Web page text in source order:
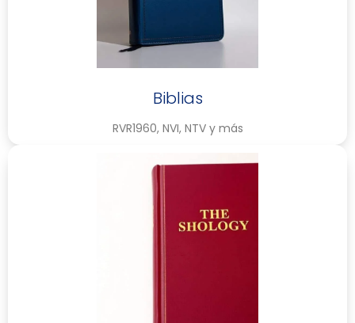
Biblias
RVR1960, NVI, NTV y más